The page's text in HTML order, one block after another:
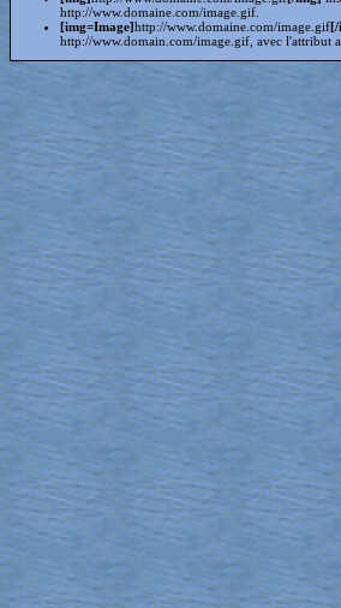
http://www.domaine.com/image.gif.
[img=Image]http://www.domaine.com/image.gif[/
http://www.domain.com/image.gif, avec l'attribut